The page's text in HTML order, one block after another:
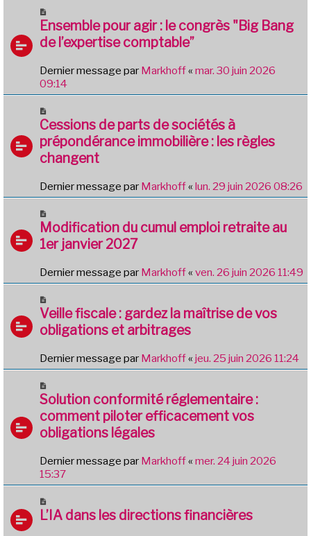
Ensemble pour agir : le congrès "Big Bang
de l’expertise comptable”
Dernier message par Markhoff« mar. 30 juin 2026
09:14
Cessions de parts de sociétés à
prépondérance immobilière : les règles
changent
Dernier message par Markhoff« lun. 29 juin 2026 08:26
Modification du cumul emploi retraite au
1er janvier 2027
Dernier message par Markhoff« ven. 26 juin 2026 11:49
Veille fiscale : gardez la maîtrise de vos
obligations et arbitrages
Dernier message par Markhoff« jeu. 25 juin 2026 11:24
Solution conformité réglementaire :
comment piloter efficacement vos
obligations légales
Dernier message par Markhoff« mer. 24 juin 2026
15:37
L’IA dans les directions financières